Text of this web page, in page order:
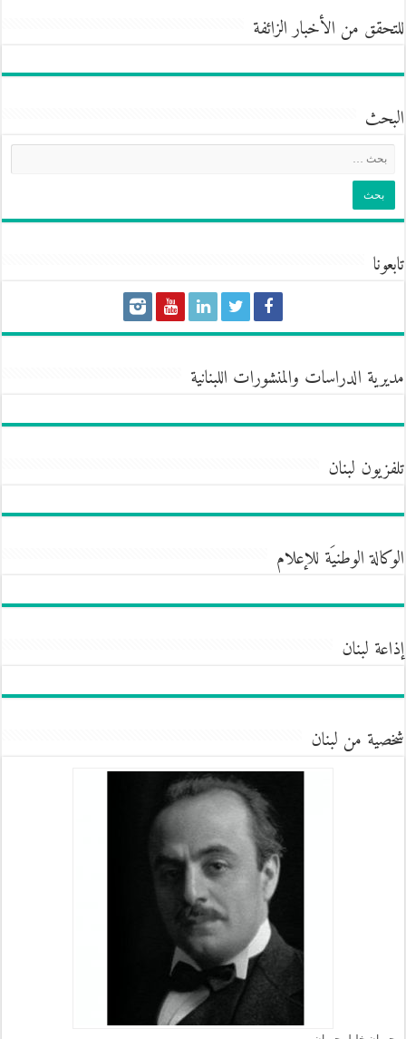
للتحقق من الأخبار الزائفة
البحث
تابعونا
مديرية الدراسات والمنشورات اللبنانية
تلفزيون لبنان
الوكالة الوطنيَة للإعلام
إذاعة لبنان
شخصية من لبنان